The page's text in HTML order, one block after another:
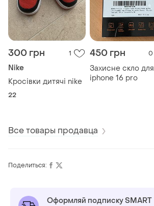
300 грн 1
Nike
Кросівки дитячі nike
22
450 грн 0
Захисне скло для
iphone 16 pro
Все товары продавца
Поделиться:
Оформляй подписку SMART